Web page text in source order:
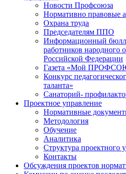
Новости Профсоюза
Нормативно правовые
Охрана труда
Председателям ППО
Информационный
работников народного
Российской Федерации
Газета «Мой
Конкурс
таланта»
Санаторий-
Проектное управление
Нормативные
Методология
Обучение
Аналитика
Структура проектного
Контакты
Обсуждения проектов